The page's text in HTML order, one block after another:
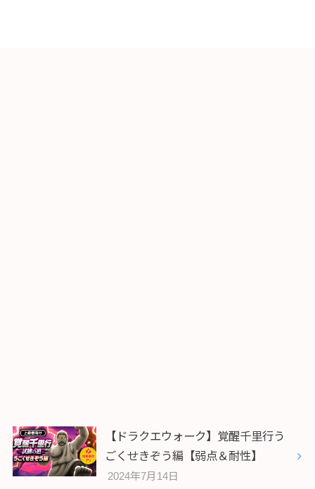
【ドラクエウォーク】覚醒千里行う
ごくせきぞう編【弱点＆耐性】
2024年7月14日